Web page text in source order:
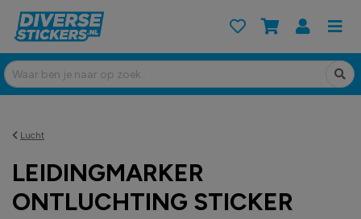
Lucht
LEIDINGMARKER
ONTLUCHTING STICKER